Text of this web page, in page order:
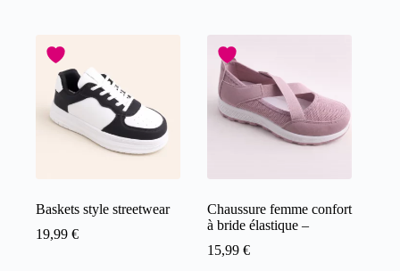
Baskets style streetwear
19,99 €
Chaussure femme confort
à bride élastique –
15,99€